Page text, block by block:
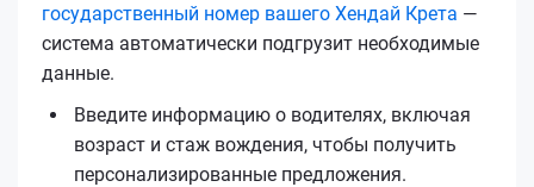
государственный номер вашего Хендай Крета —
система автоматически подгрузит необходимые
данные.
Введите информацию о водителях, включая
возраст и стаж вождения, чтобы получить
персонализированные предложения.